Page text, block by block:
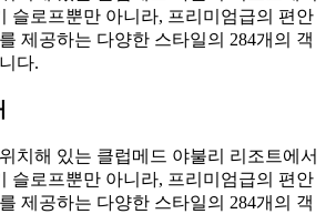
슬로프뿐만 아니라, 프리미엄급의 편안
제공하는 다양한 스타일의 284개의 객
다.
치해 있는 클럽메드 야불리 리조트에서
슬로프뿐만 아니라, 프리미엄급의 편안
제공하는 다양한 스타일의 284개의 객